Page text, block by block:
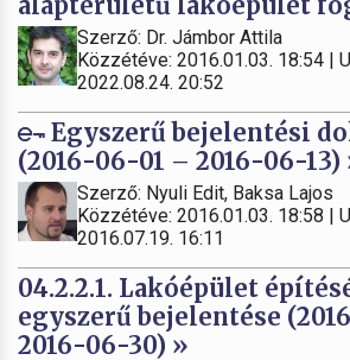
Szerző: Dr. Jámbor Attila
Közzétéve: 2016.01.03. 18:54 |
2022.08.24. 20:52
Egyszerű bejelentési
(2016-06-01 – 2016-06-13)
Szerző: Nyuli Edit, Baksa Lajos
Közzétéve: 2016.01.03. 18:58 |
2016.07.19. 16:11
04.2.2.1. Lakóépület
egyszerű bejelentése
2016-06-30) »